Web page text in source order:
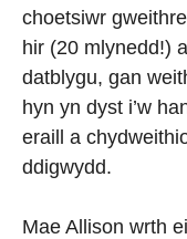
choetsiwr
hir (20 mlynedd!)
datblygu, gan
hyn yn dyst i’w
eraill a
ddigwydd.
Mae Allison wrth